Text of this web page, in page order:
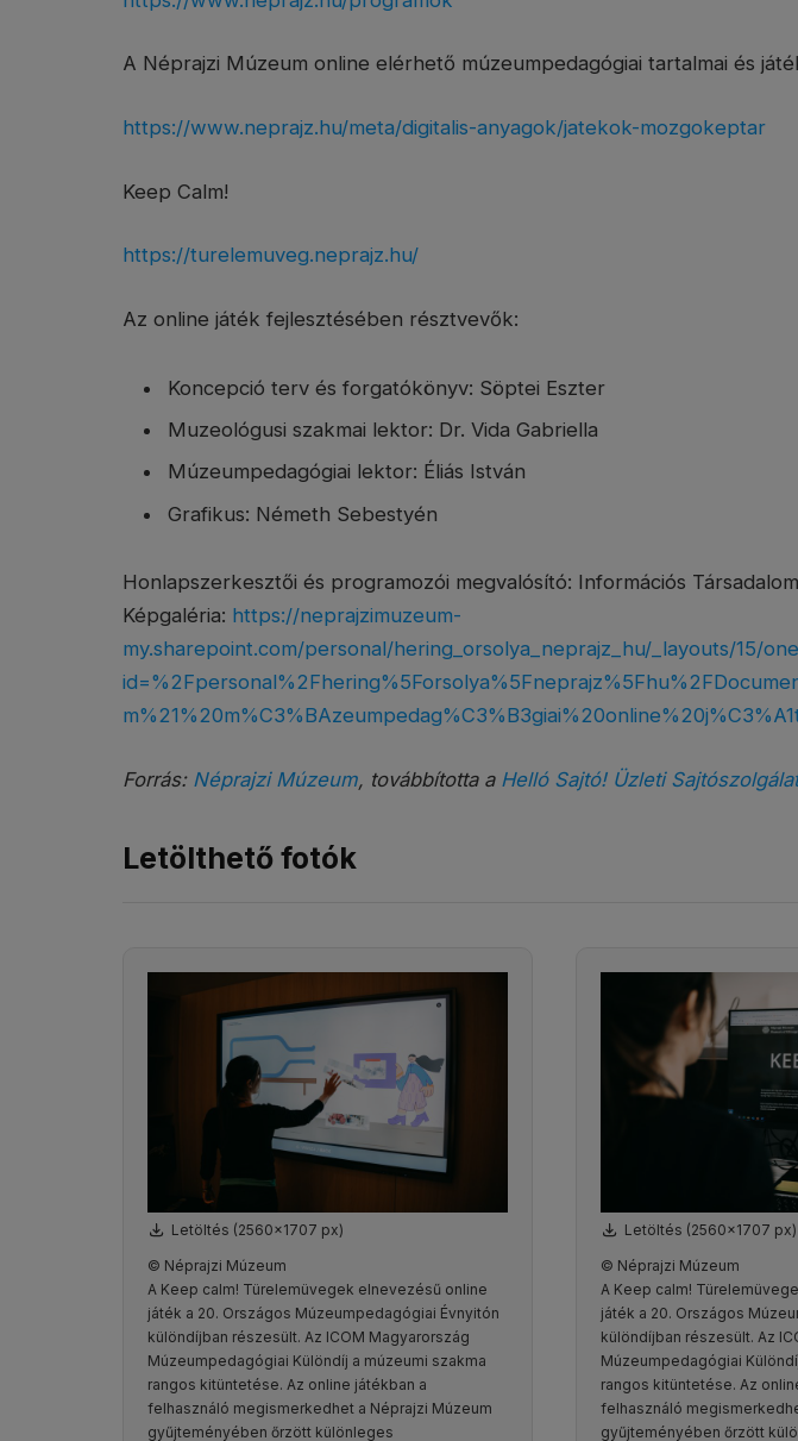
A Néprajzi Múzeum online elérhető múzeumpedagógiai tartalmai és
https://www.neprajz.hu/meta/digitalis-anyagok/jatekok-mozgokeptar
Keep Calm!
https://turelemuveg.neprajz.hu/
Az online játék fejlesztésében résztvevők:
Koncepció terv és forgatókönyv: Söptei Eszter
Muzeológusi szakmai lektor: Dr. Vida Gabriella
Múzeumpedagógiai lektor: Éliás István
Grafikus: Németh Sebestyén
Honlapszerkesztői és programozói megvalósító: Információs
Képgaléria: https://neprajzimuzeum-
my.sharepoint.com/personal/hering_orsolya_neprajz_hu/_layouts/15/
Forrás: Néprajzi Múzeum, továbbította a Helló Sajtó! Üzleti Sajtószolgálat
Letölthető fotók
Letöltés (2560x1707 px)
© Néprajzi Múzeum
A Keep calm! Türelemüvegek elnevezésű online
játék a 20. Országos Múzeumpedagógiai Évnyitón
különdíjban részesült. Az ICOM Magyarország
Múzeumpedagógiai Különdíj a múzeumi szakma
rangos kitüntetése. Az online játékban a
felhasználó megismerkedhet a Néprajzi Múzeum
gyűjteményében őrzött különleges
Letöltés (2560x1707 px)
© Néprajzi Múzeum
A Keep calm!
játék a 20. Országos
különdíjban részesült. Az
Múzeumpedagógiai
rangos kitüntetése. Az
felhasználó
gyűjteményében őrzött